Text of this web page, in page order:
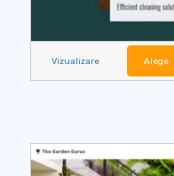
Vizualizare Alege